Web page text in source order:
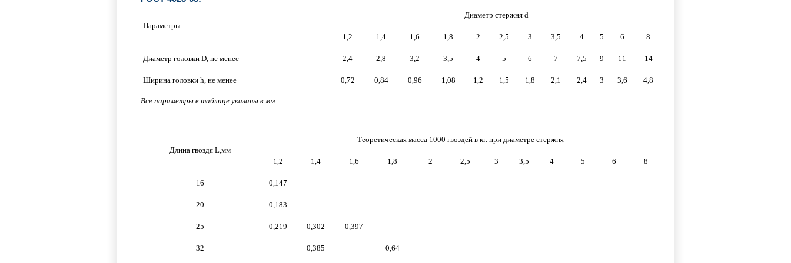
Параметры
Диаметр стержня d
1,2 1,4 1,6 1,8 2 2,5 3 3,5 4 5 6 8
Диаметр головки D, не менее 2,4 2,8 3,2 3,5 4 5 6 7 7,5 9 11 14
Ширина головки h, не менее 0,72 0,84 0,96 1,08 1,2 1,5 1,8 2,1 2,4 3 3,6 4,8
Все параметры в таблице указаны в мм.
Длина гвоздя L,мм
Теоретическая масса 1000 гвоздей в кг. при диаметре стержня
1,2 1,4 1,6 1,8 2 2,5 3 3,5 4 5 6 8
16 0,147
20 0,183
25 0,219 0,302 0,397
32 0,385 0,64